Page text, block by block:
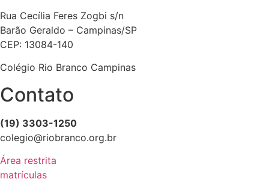
Rua Cecília Feres Zogbi s/n
Barão Geraldo – Campinas/SP
CEP: 13084-140
Colégio Rio Branco Campinas
Contato
(19) 3303-1250
colegio@riobranco.org.br
Área restrita
matrículas